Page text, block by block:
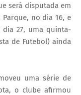
será disputada em
no dia 16, e
dia 27, uma quinta-
de Futebol) ainda
uma série de
o clube afirmou